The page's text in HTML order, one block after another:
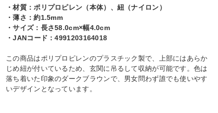
・材質：ポリプロピレン（本体）、紐（ナイロン）
・薄さ：約1.5mm
・サイズ：長さ58.0cm×幅4.0cm
・JANコード：4991203164018
この商品はポリプロピレンのプラスチック製で、上部にはあらか
じめ紐が付いているため、玄関に吊るして収納が可能です。色は
落ち着いた印象のダークブラウンで、男女問わず誰でも使いやす
いデザインとなっています。